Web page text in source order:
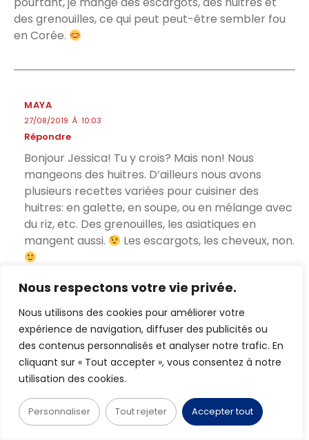
Nous respectons votre vie privée.
Nous utilisons des cookies pour améliorer votre
expérience de navigation, diffuser des publicités ou
des contenus personnalisés et analyser notre trafic. En
cliquant sur « Tout accepter », vous consentez à notre
utilisation des cookies.
Personnaliser Tout rejeter Accepter tout
des grenouilles, ce qui peut peut-être sembler fou
en Corée.
MAYA
27/08/2019 À 10:03
Répondre
Bonjour Jessica! Tu y crois? Mais non! Nous
mangeons des huitres. D’ailleurs nous avons
plusieurs recettes variées pour cuisiner des
huitres: en galette, en soupe, ou en mélange avec
du riz, etc. Des grenouilles, les asiatiques en
mangent aussi.
Les escargots, les cheveux, non.
JUNG
27/08/2019 À 11:03
Répondre
Coucou Maya !
Superbe article ! Passionnant !
Méduse et seiche séchée, j’ai déjà goûté et j’adore.
Concombre de mer et chrysalides, je n’ai pas